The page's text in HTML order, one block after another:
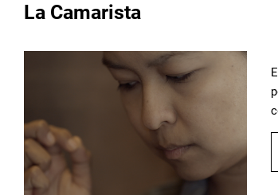
La Camarista